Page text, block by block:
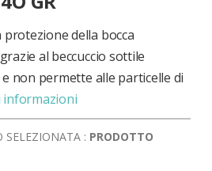
della bocca
al beccuccio sottile
non permette alle particelle di
informazioni
SELEZIONATA : PRODOTTO